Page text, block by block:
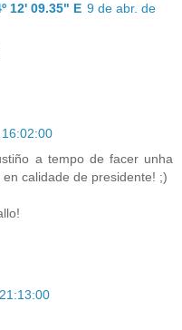
12' 09.35" E 9 de abr. de
a tempo de facer unha
calidade de presidente! ;)